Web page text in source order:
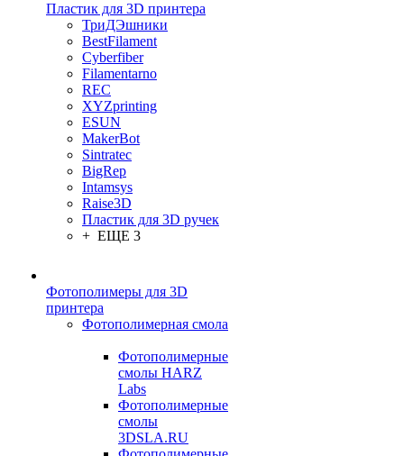
Пластик для 3D принтера
ТриДЭшники
BestFilament
Cyberfiber
Filamentarno
REC
XYZprinting
ESUN
MakerBot
Sintratec
BigRep
Intamsys
Raise3D
Пластик для 3D ручек
+ ЕЩЕ 3
Фотополимеры для 3D
принтера
Фотополимерная смола
Фотополимерные
смолы HARZ
Labs
Фотополимерные
смолы
3DSLA.RU